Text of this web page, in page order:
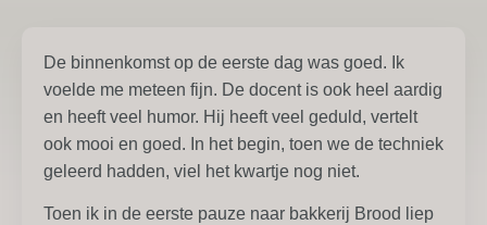
De binnenkomst op de eerste dag was goed. Ik
voelde me meteen fijn. De docent is ook heel aardig
en heeft veel humor. Hij heeft veel geduld, vertelt
ook mooi en goed. In het begin, toen we de techniek
geleerd hadden, viel het kwartje nog niet.
Toen ik in de eerste pauze naar bakkerij Brood liep